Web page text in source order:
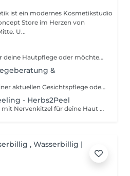
ist ein modernes Kosmetikstudio
Store im Herzen von
Wasserbillig, in der neuen Mitte. U...
Du brauchst Nachschub für deine Hautpflege oder möchtest einen Gutschein abholen? Dann ist dieser kurze Termin genau das Richtige für dich. Hier kannst du unkompliziert deine Produkte oder Gutscheine bei uns im Studio abholen ganz ohne Wartezeit und in entspannter Atmosphäre. Wichtig: Bitte beachte, dass es sich hierbei um einen reinen Abhol- oder Shopping-Termin handelt. Eine individuelle Hautanalyse oder Pflegeberatung ist aus Zeitgründen nicht möglich. Wir freuen uns auf dich!
&
Du bist unzufrieden mit deiner aktuellen Gesichtspflege oder möchtest deine Routine an deine Hautbedürfnisse anpassen? Dann ist dieser Termin genau richtig für dich. In einer ca. 30-minütigen Pflegeberatung schauen wir uns gemeinsam an, was deine Haut braucht und welche Produkte aus unserem Clean Beauty Sortiment perfekt zu dir passen. Wir nehmen uns Zeit, hören zu und empfehlen dir eine Pflege, die nicht nur zu deinem Hauttyp passt, sondern dich auch langfristig unterstützt für eine gesunde, strahlende Haut. Die Beratung kostet 50 Euro, wird dir aber bei einem Produktkauf ab 50 Euro vollständig angerechnet. Das heißt: Wenn du dich für passende Produkte entscheidest, ist dieser Termin für dich kostenlos. Die empfohlene Pflege kannst du direkt im Anschluss mitnehmen und direkt in deinen Alltag integrieren.
- Herbs2Peel
Der spürbarer Frische-Kick mit Nervenkitzel für deine Haut - sofort mehr Ausstrahlung. Unsere Quick BPeel Behandlung basiert auf der innovativen herbs2peel Methode, einer Kombination aus natürlichem Kräuterpeeling und intensiver Regeneration. Feinste Kräuterpartikel werden in die Haut einmassiert und erzeugen eine gezielte Mikroirritation. Genau hier beginnt der Effekt: - die Durchblutung wird angeregt - der Stoffwechsel aktiviert - die Haut beginnt sich von innen heraus zu erneuern Gleichzeitig werden abgestorbene Hautzellen sanft gelöst, während wertvolle Wirkstoffe tief in die Haut eingeschleust werden. Das Besondere: Es kommt nicht zu einem klassischen Schälprozess, sondern zu einer sichtbaren Verbesserung ohne Ausfallzeit. Du spürst den typischen Nervenkitzel während der Behandlung - ein Zeichen dafür, dass deine Haut arbeitet und aktiviert wird. Das Ergebnis: - sofort mehr Glow - frischeres Hautbild - sichtbar mehr Ebenmäßigkeit Das Quick BPeel ist die kompakte Express-Version der Behandlung. Der Fokus liegt auf Aktivierung, Glow und sofortigem Effekt, ohne intensive Zusatzmodule. Perfekt für: - schnelle Ergebnisse - Event-Vorbereitung - Einstieg in die Methode Indikationen: - fahle, müde Haut - fehlender Glow - Unreinheiten - unruhiges Hautbild (Hyperpigmentierung) Kontraindikationen: - bekannte Allergien gegen Kräuter/Pflanzenstoffe - akute Hauterkrankungen oder Entzündungen - entzündliche Rosazea - offene Hautstellen / Wunden stark gereizte Haut